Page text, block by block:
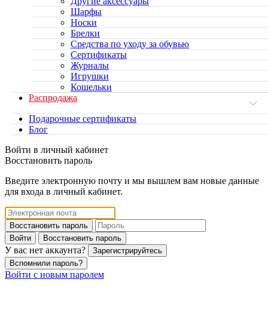
Шарфы
Носки
Брелки
Средства по уходу за обувью
Сертификаты
Журналы
Игрушки
Кошельки
Распродажа
Подарочные сертификаты
Блог
Войти в личный кабинет
Восстановить пароль
Введите электронную почту и мы вышлем вам новые данные
для входа в личный кабинет.
Восстановить пароль
Войти
Восстановить пароль
У вас нет аккаунта?
Зарегистрируйтесь
Вспомнили пароль?
Войти с новым паролем